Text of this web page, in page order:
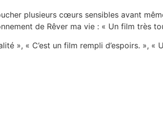
plusieurs cœurs sensibles avant
de Rêver ma vie : « Un film très
», « C’est un film rempli d’espoirs. », «